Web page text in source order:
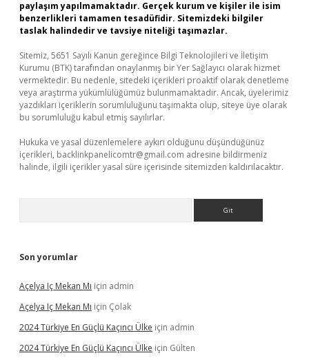
paylaşım yapılmamaktadır. Gerçek kurum ve kişiler ile isim
benzerlikleri tamamen tesadüfidir. Sitemizdeki bilgiler
taslak halindedir ve tavsiye niteliği taşımazlar.
Sitemiz, 5651 Sayılı Kanun gereğince Bilgi Teknolojileri ve İletişim
Kurumu (BTK) tarafından onaylanmış bir Yer Sağlayıcı olarak hizmet
vermektedir. Bu nedenle, sitedeki içerikleri proaktif olarak denetleme
veya araştırma yükümlülüğümüz bulunmamaktadır. Ancak, üyelerimiz
yazdıkları içeriklerin sorumluluğunu taşımakta olup, siteye üye olarak
bu sorumluluğu kabul etmiş sayılırlar.
Hukuka ve yasal düzenlemelere aykırı olduğunu düşündüğünüz
içerikleri, backlinkpanelicomtr@gmail.com adresine bildirmeniz
halinde, ilgili içerikler yasal süre içerisinde sitemizden kaldırılacaktır.
Son yorumlar
Açelya Iç Mekan Mı için admin
Açelya Iç Mekan Mı için Çolak
2024 Türkiye En Güçlü Kaçıncı Ülke için admin
2024 Türkiye En Güçlü Kaçıncı Ülke için Gülten